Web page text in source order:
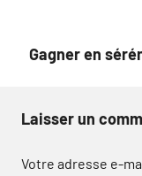
Gagner en
Laisser un
Votre adresse e-